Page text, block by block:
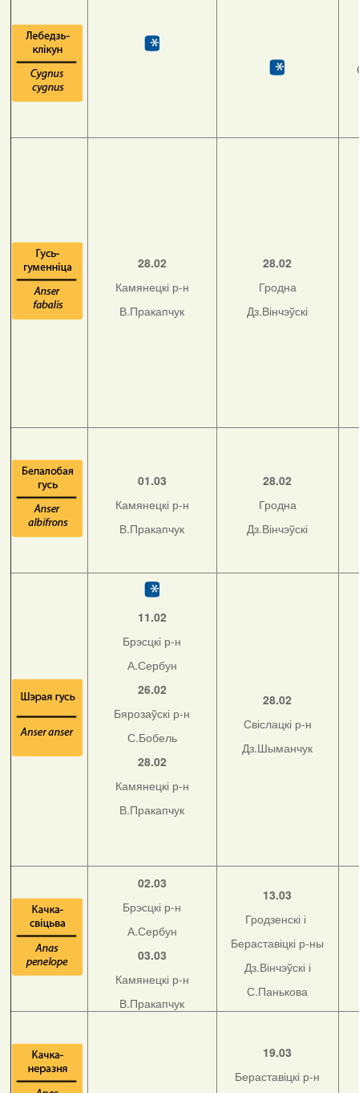
28.02
Камянецкі р-н
В.Пракапчук
28.02
Гродна
Дз.Вінчэўскі
01.03
Камянецкі р-н
В.Пракапчук
28.02
Гродна
Дз.Вінчэўскі
11.02
Брэсцкі р-н
А.Сербун
26.02
Бярозаўскі р-н
С.Бобель
28.02
Камянецкі р-н
В.Пракапчук
28.02
Свіслацкі р-н
Дз.Шыманчук
02.03
Брэсцкі р-н
А.Сербун
03.03
Камянецкі р-н
В.Пракапчук
13.03
Гродзенскі і
Бераставіцкі р-ны
Дз.Вінчэўскі і
С.Панькова
19.03
Бераставіцкі р-н